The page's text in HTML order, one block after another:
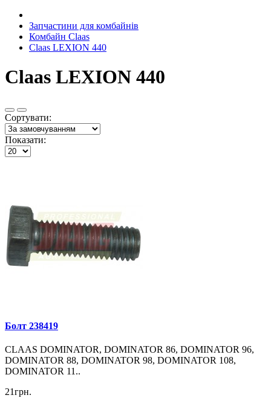
Запчастини для комбайнів
Комбайн Claas
Claas LEXION 440
Claas LEXION 440
Сортувати:
Показати:
Болт 238419
CLAAS DOMINATOR, DOMINATOR 86, DOMINATOR 96,
DOMINATOR 88, DOMINATOR 98, DOMINATOR 108,
DOMINATOR 11..
21грн.